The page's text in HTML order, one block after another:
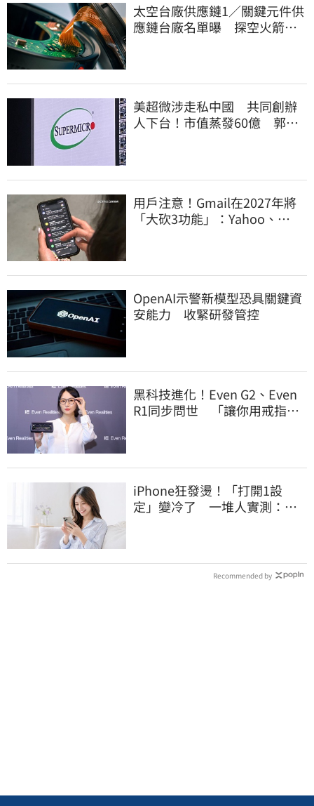
太空台廠供應鏈1／關鍵元件供
應鏈台廠名單曝 探空火箭
美超微涉走私中國 共同創辦
人下台！市值蒸發60億 郭明
用戶注意！Gmail在2027年將
「大砍3功能」：Yahoo、
OpenAI示警新模型恐具關鍵資
安能力 收緊研發管控
黑科技進化！Even G2、Even
R1同步問世 「讓你用戒指控
iPhone狂發燙！「打開1設
定」變冷了 一堆人實測：降
Recommended by